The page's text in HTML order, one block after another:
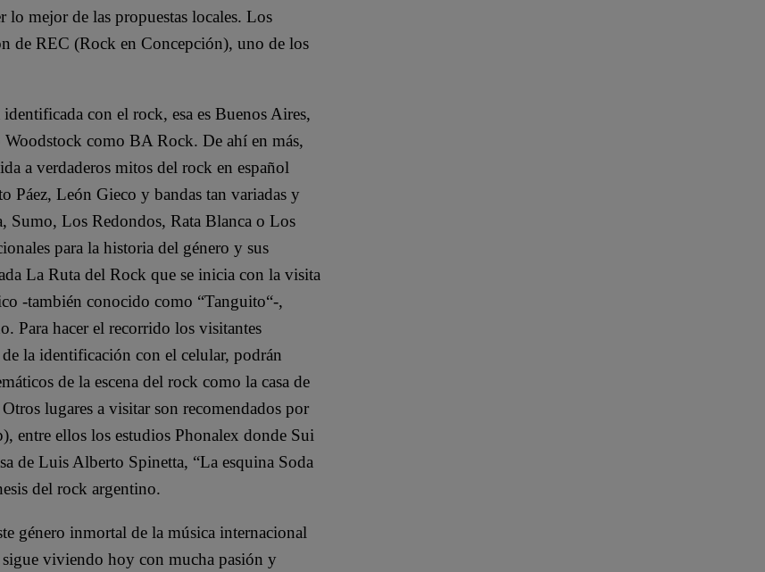
lo mejor de las propuestas locales. Los
de REC (Rock en Concepción), uno de los
con el rock, esa es Buenos Aires,
Woodstock como BA Rock. De ahí en más,
a verdaderos mitos del rock en español
León Gieco y bandas tan variadas y
Sumo, Los Redondos, Rata Blanca o Los
para la historia del género y sus
La Ruta del Rock que se inicia con la visita
-también conocido como “Tanguito“-,
Para hacer el recorrido los visitantes
la identificación con el celular, podrán
de la escena del rock como la casa de
lugares a visitar son recomendados por
entre ellos los estudios Phonalex donde Sui
de Luis Alberto Spinetta, “La esquina Soda
del rock argentino.
género inmortal de la música internacional
sigue viviendo hoy con mucha pasión y